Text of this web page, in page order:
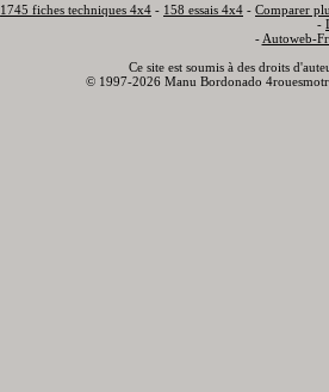
1745 fiches techniques 4x4 - 158 essais 4x4 - Comparer
-
- Autoweb-
Ce site est soumis à des droits
© 1997-2026 Manu Bordonado